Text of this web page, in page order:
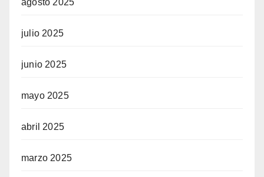
julio 2025
junio 2025
mayo 2025
abril 2025
marzo 2025